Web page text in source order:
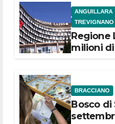
ANGUILLARA
TREVIGNANO
Regione
milioni
BRACCIANO
Bosco di